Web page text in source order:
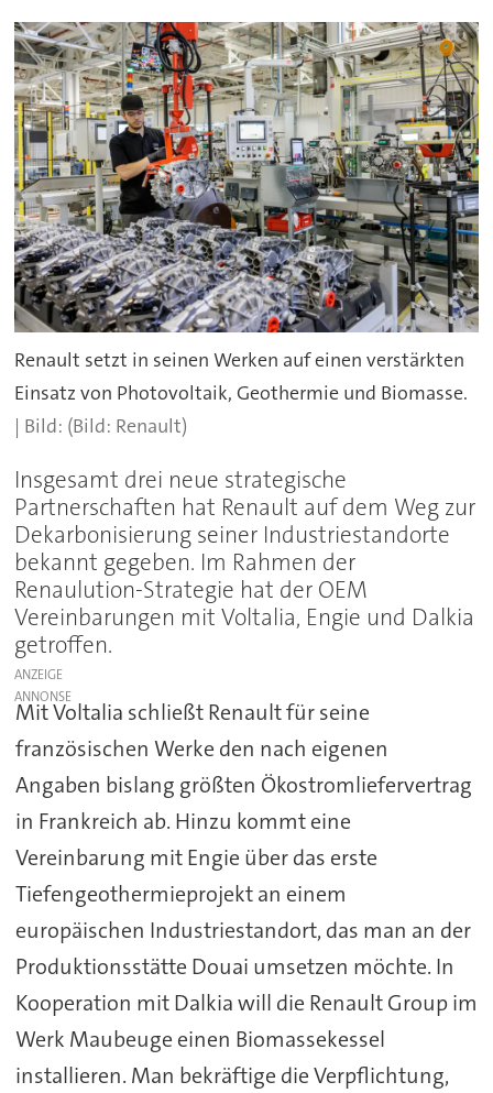
Renault setzt in seinen Werken auf einen verstärkten
Einsatz von Photovoltaik, Geothermie und Biomasse.
(Bild: Renault)
Insgesamt drei neue strategische
Partnerschaften hat Renault auf dem Weg zur
Dekarbonisierung seiner Industriestandorte
bekannt gegeben. Im Rahmen der
Renaulution-Strategie hat der OEM
Vereinbarungen mit Voltalia, Engie und Dalkia
getroffen.
ANZEIGE
Mit Voltalia schließt Renault für seine
französischen Werke den nach eigenen
Angaben bislang größten Ökostromliefervertrag
in Frankreich ab. Hinzu kommt eine
Vereinbarung mit Engie über das erste
Tiefengeothermieprojekt an einem
europäischen Industriestandort, das man an der
Produktionsstätte Douai umsetzen möchte. In
Kooperation mit Dalkia will die Renault Group im
Werk Maubeuge einen Biomassekessel
installieren. Man bekräftige die Verpflichtung,